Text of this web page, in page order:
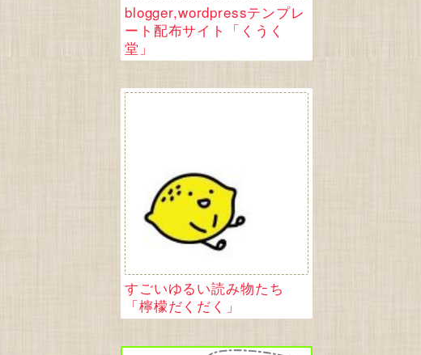
blogger,wordpressテンプレ
ート配布サイト「くうく
堂」
すごいゆるい読み物たち
「檸檬だくだく」